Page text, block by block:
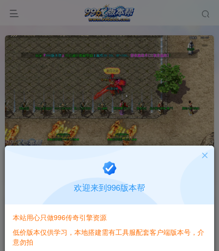
正文
有问题请联系站长
付费资源
欢迎来到996版本帮
本站用心只做996传奇引擎资源
低价版本仅供学习，本地搭建需有工具服配套客户端版本号，介
意勿拍